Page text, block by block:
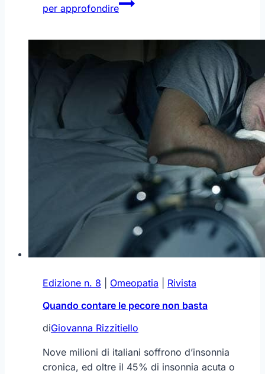
per approfondire
fastidiosissimo
Edizione n. 8 Omeopatia
Rivista
Quando contare le pecore non basta
diGiovanna Rizzitiello
Nove milioni di italiani soffrono d’insonnia
cronica, ed oltre il 45% di insonnia acuta o